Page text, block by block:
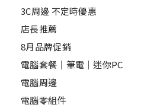
3C周邊 不定時優惠
店長推薦
8月品牌促銷
電腦套餐｜筆電｜迷你PC
電腦周邊
電腦零組件